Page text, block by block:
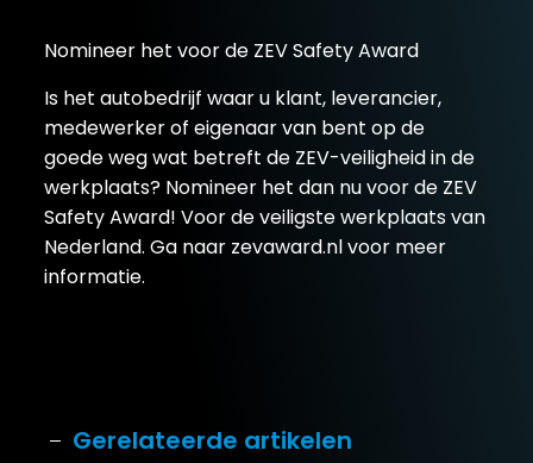
Nomineer het voor de ZEV Safety Award
Is het autobedrijf waar u klant, leverancier,
medewerker of eigenaar van bent op de
goede weg wat betreft de ZEV-veiligheid in de
werkplaats? Nomineer het dan nu voor de ZEV
Safety Award! Voor de veiligste werkplaats van
Nederland. Ga naar zevaward.nlvoor meer
informatie.
Gerelateerde artikelen